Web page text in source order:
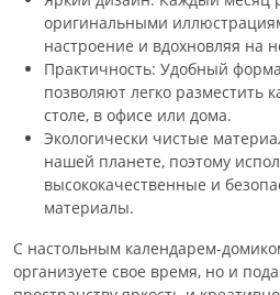
оригинальными
настроение и вдохновляя на
Практичность: Удобный
позволяют легко разместить
столе, в офисе или дома.
Экологически чистые
нашей планете, поэтому
высококачественные и
материалы.
С настольным календарем-
организуете свое время, но и